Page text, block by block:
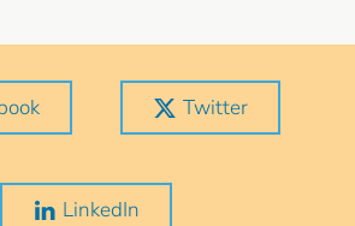
Twitter
LinkedIn